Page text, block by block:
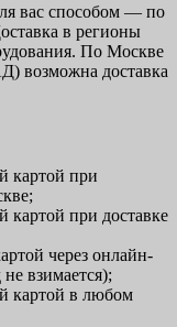
вас способом — по
в регионы
По Москве
возможна доставка
картой при
картой при доставке
через онлайн-
взимается);
картой в любом